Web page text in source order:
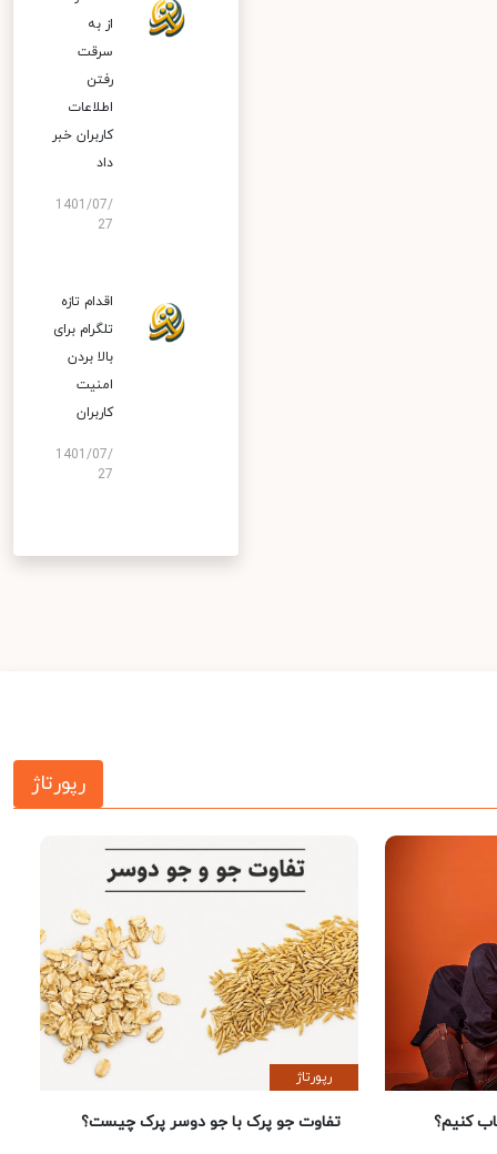
از به
سرقت
رفتن
اطلاعات
کاربران خبر
داد
1401/07/
27
اقدام تازه
تلگرام برای
بالا بردن
امنیت
کاربران
1401/07/
27
رپورتاژ
کنیم؟
رپورتاژ
تفاوت جو پرک با جو دوسر پرک چیست؟